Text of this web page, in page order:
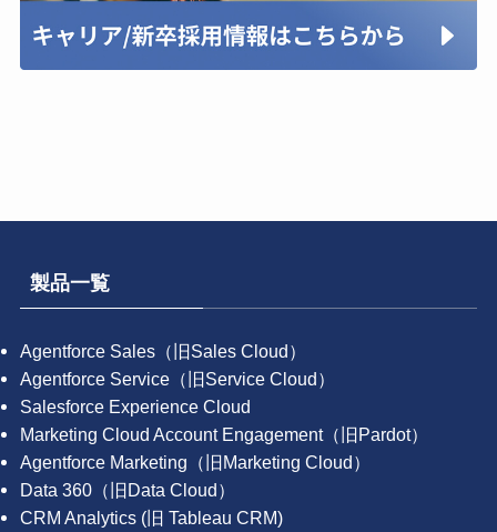
製品一覧
Agentforce Sales（旧Sales Cloud）
Agentforce Service（旧Service Cloud）
Salesforce Experience Cloud
Marketing Cloud Account Engagement（旧Pardot）
Agentforce Marketing（旧Marketing Cloud）
Data 360（旧Data Cloud）
CRM Analytics (旧 Tableau CRM)